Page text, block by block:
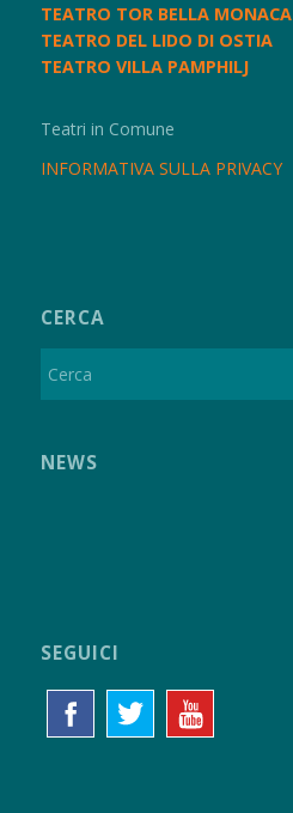
TEATRO TOR BELLA MONACA
TEATRO DEL LIDO DI OSTIA
TEATRO VILLA PAMPHILJ
Teatri in Comune
INFORMATIVA SULLA PRIVACY
CERCA
NEWS
SEGUICI